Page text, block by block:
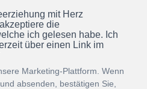
mit Herz
die
ich gelesen habe. Ich
über einen Link im
Marketing-Plattform. Wenn
absenden, bestätigen Sie,